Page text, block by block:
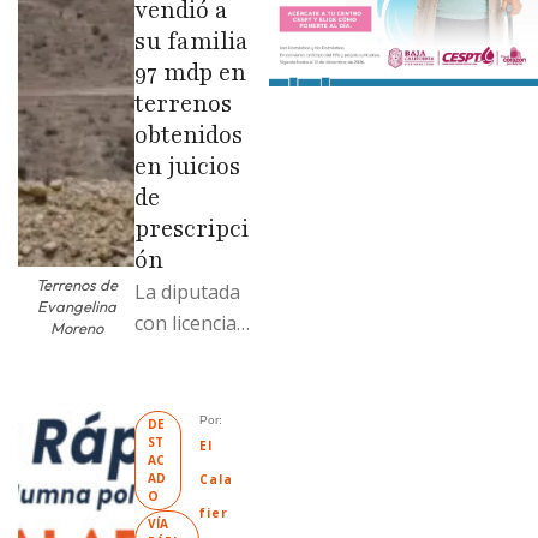
Terrenos de
Evangelina
Moreno
vendió a
su familia
97 mdp en
terrenos
obtenidos
en juicios
de
prescripci
ón
La diputada
con licencia
antecedente
s de
prescripción
positiva; uno
DE
ST
AC
AD
O
VÍA
Por:
El
Cala
fier